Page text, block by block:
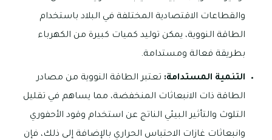
والقطاعات الاقتصادية المختلفة في البلاد باستخدام
الطاقة النووية، يمكن توليد كميات كبيرة من الكهرباء
بطريقة فعالة ومستدامة.
التنمية المستدامة: تعتبر الطاقة النووية من مصادر
الطاقة ذات الانبعاثات المنخفضة، مما يساهم في تقليل
التلوث والتأثير البيئي الناتج عن استخدام وقود الأحفوري
وانبعاثات غازات الاحتباس الحراري بالإضافة إلى ذلك، فإن